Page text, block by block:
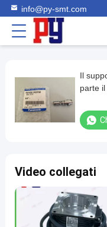
info@py-smt.com
Il
supporto
della
parte
il
supporto
Il
parte
Video collegati